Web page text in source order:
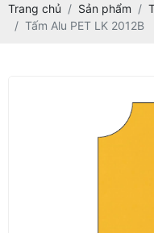
Trang chủ Sản phẩm
Tấm Alu PET LK 2012B